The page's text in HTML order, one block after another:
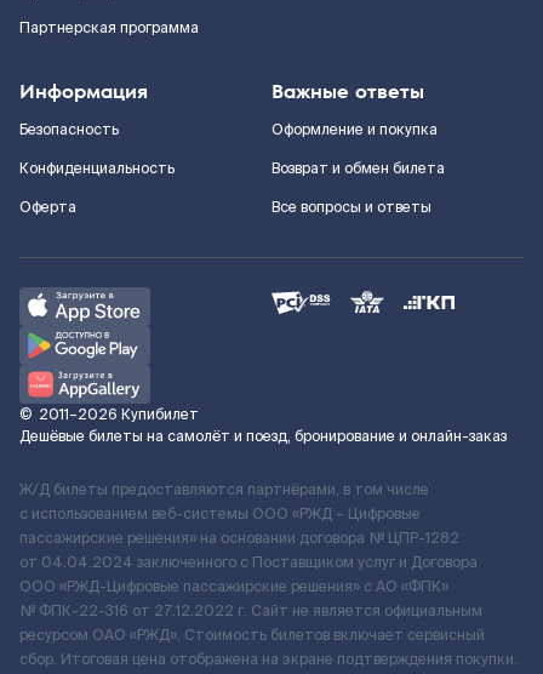
Партнерская программа
Информация
Безопасность
Конфиденциальность
Оферта
Важные ответы
Оформление и покупка
Возврат и обмен билета
Все вопросы и ответы
© 2011–2026 Купибилет
Дешёвые билеты на самолёт и поезд, бронирование и онлайн-заказ
Ж/Д билеты предоставляются партнёрами, в том числе
с использованием веб-системы ООО «РЖД – Цифровые
пассажирские решения» на основании договора № ЦПР-1282
от 04.04.2024 заключенного с Поставщиком услуг и Договора
ООО «РЖД-Цифровые пассажирские решения» c АО «ФПК»
№ ФПК-22-316 от 27.12.2022 г. Сайт не является официальным
ресурсом ОАО «РЖД». Стоимость билетов включает сервисный
сбор. Итоговая цена отображена на экране подтверждения покупки.